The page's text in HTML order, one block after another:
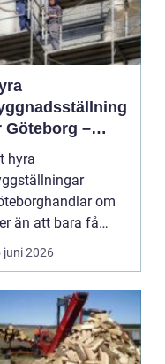
Göteborg –
effektivt
prisvärt
hyra
om
än att bara få
några...
juni 2026